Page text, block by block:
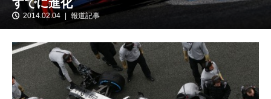
すでに進化
2014.02.04 報道記事